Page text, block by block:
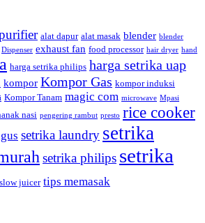
alat dapur alat masak blender blender
Dispenser exhaust fan food processor hair dryer hand
harga setrika philips harga setrika uap
kompor Kompor Gas kompor induksi
Kompor Tanam magic com microwave Mpasi
nasi pengering rambut presto rice cooker
setrika laundry setrika
setrika philips setrika
slow juicer tips memasak